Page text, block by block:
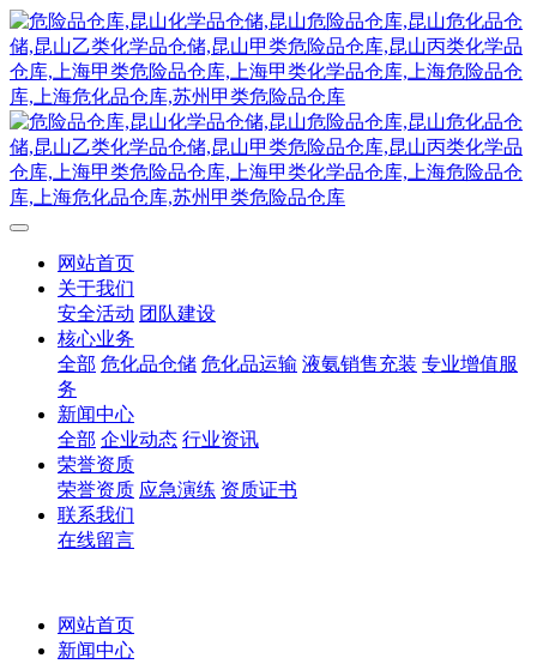
网站首页
关于我们
安全活动 团队建设
核心业务
全部 危化品仓储 危化品运输 液氨销售充装 专业增值服
务
新闻中心
全部 企业动态 行业资讯
荣誉资质
荣誉资质 应急演练 资质证书
联系我们
在线留言
网站首页
新闻中心